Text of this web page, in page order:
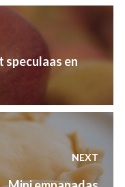
speculaas en
NEXT